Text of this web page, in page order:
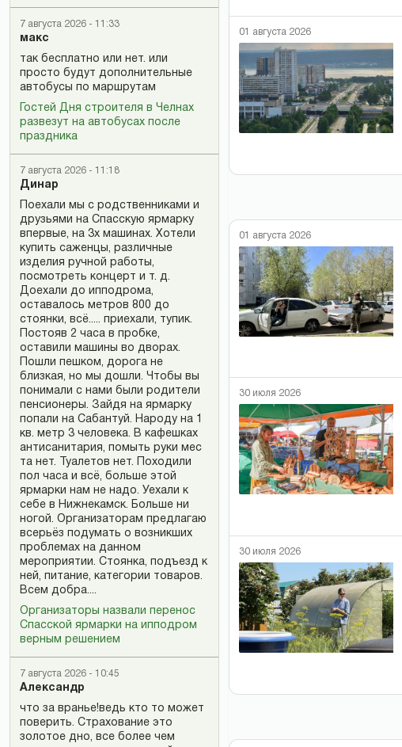
7 августа 2026 - 11:33
макс
так бесплатно или нет. или
просто будут дополнительные
автобусы по маршрутам
Гостей Дня строителя в Челнах
развезут на автобусах после
праздника
7 августа 2026 - 11:18
Динар
Поехали мы с родственниками и
друзьями на Спасскую ярмарку
впервые, на 3х машинах. Хотели
купить саженцы, различные
изделия ручной работы,
посмотреть концерт и т. д.
Доехали до ипподрома,
оставалось метров 800 до
стоянки, всё..... приехали, тупик.
Постояв 2 часа в пробке,
оставили машины во дворах.
Пошли пешком, дорога не
близкая, но мы дошли. Чтобы вы
понимали с нами были родители
пенсионеры. Зайдя на ярмарку
попали на Сабантуй. Народу на 1
кв. метр 3 человека. В кафешках
антисанитария, помыть руки мес
та нет. Туалетов нет. Походили
пол часа и всё, больше этой
ярмарки нам не надо. Уехали к
себе в Нижнекамск. Больше ни
ногой. Организаторам предлагаю
всерьёз подумать о возникших
проблемах на данном
мероприятии. Стоянка, подъезд к
ней, питание, категории товаров.
Всем добра....
Организаторы назвали перенос
Спасской ярмарки на ипподром
верным решением
7 августа 2026 - 10:45
Александр
что за вранье!ведь кто то может
поверить. Страхование это
золотое дно, все более чем
01 августа 2026
01 августа 2026
30 июля 2026
30 июля 2026